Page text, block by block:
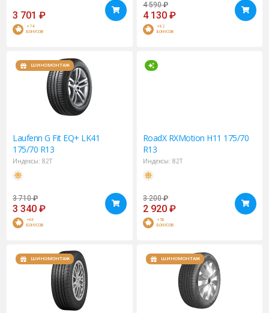
3 701 ₽
+74
БОНУСОВ
4 590 ₽
4 130 ₽
+82
БОНУСОВ
ШИНОМОНТАЖ
Laufenn G Fit EQ+ LK41
175/70 R13
Индексы: 82T
3 710 ₽
3 340 ₽
+66
БОНУСОВ
RoadXRXMotion H11 175/70
R13
Индексы: 82T
3 200 ₽
2 920 ₽
+58
БОНУСОВ
ШИНОМОНТАЖ ШИНОМОНТАЖ